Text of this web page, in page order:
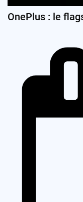
OnePlus : le